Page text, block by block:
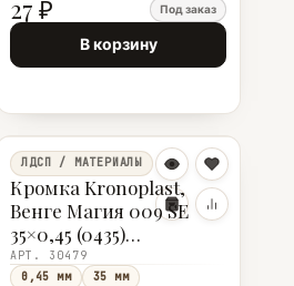
27 ₽ Под заказ
В корзину
ЛДСП / МАТЕРИАЛЫ
Кромка Kronoplast,
Венге Магия 009 SE
35×0,45 (0435)
(200м/5шт)
АРТ. 30479
0,45 мм
35 мм